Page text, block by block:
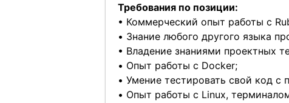
Требования по позиции:
• Коммерческий опыт работы с
• Знание любого другого языка
• Владение знаниями проектных
• Опыт работы с Docker;
• Умение тестировать свой код с
• Опыт работы с Linux,